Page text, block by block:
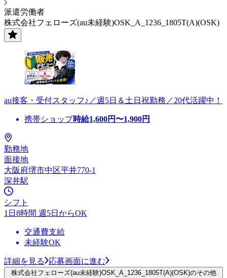
派遣労働者
株式会社フェローズ(au未経験)OSK_A_1236_1805T(A)(OSK)
au接客・受付スタッフ♪／週5日＆土日祝勤務／20代活躍中！
携帯ショップ時給1,600円〜1,900円
勤務地
面接地
大阪府堺市中区平井770-1
深井駅
シフト
1日8時間 週5日からOK
交通費支給
未経験OK
詳細を見る 応募画面に進む
株式会社フェローズ(au未経験)OSK_A_1236_1805T(A)(OSK)のその他